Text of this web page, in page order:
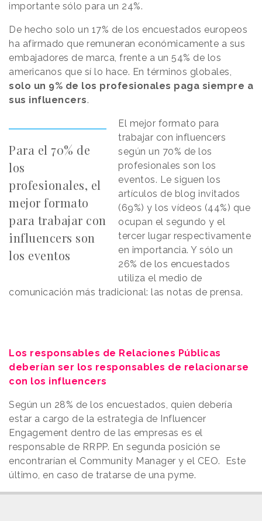
importante sólo para un 24%.
De hecho solo un 17% de los encuestados europeos
ha afirmado que remuneran económicamente a sus
embajadores de marca, frente a un 54% de los
americanos que sí lo hace. En términos globales,
solo un 9% de los profesionales paga siempre a
sus influencers.
Para el 70% de
los
profesionales, el
mejor formato
para trabajar con
influencers son
los eventos
El mejor formato para
trabajar con influencers
según un 70% de los
profesionales son los
eventos. Le siguen los
artículos de blog invitados
(69%) y los vídeos (44%) que
ocupan el segundo y el
tercer lugar respectivamente
en importancia. Y sólo un
26% de los encuestados
utiliza el medio de
comunicación más tradicional: las notas de prensa.
Los responsables de Relaciones Públicas
deberían ser los responsables de relacionarse
con los influencers
Según un 28% de los encuestados, quien debería
estar a cargo de la estrategia de Influencer
Engagement dentro de las empresas es el
responsable de RRPP. En segunda posición se
encontrarían el Community Manager y el CEO. Este
último, en caso de tratarse de una pyme.